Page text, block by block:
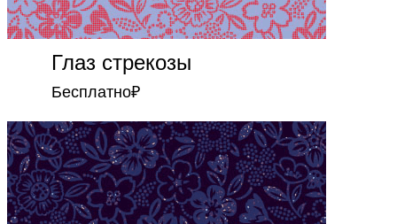
Глаз стрекозы
Бесплатно₽